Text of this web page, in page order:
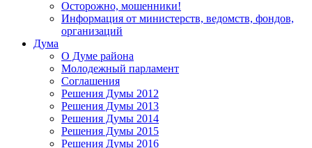
Осторожно, мошенники!
Информация от министерств, ведомств, фондов,
организаций
Дума
О Думе района
Молодежный парламент
Соглашения
Решения Думы 2012
Решения Думы 2013
Решения Думы 2014
Решения Думы 2015
Решения Думы 2016